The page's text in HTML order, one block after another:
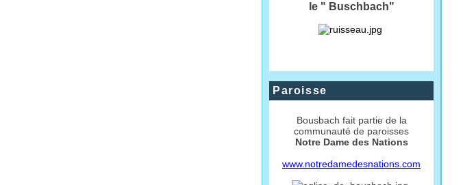
le " Buschbach"
Paroisse
Bousbach fait partie de la
communauté de paroisses
Notre Dame des Nations
www.notredamedesnations.com